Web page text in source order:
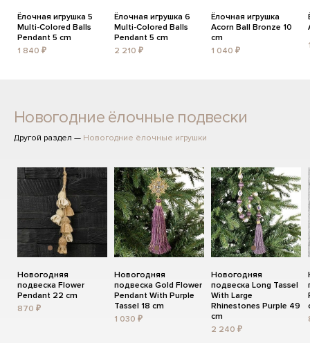
Ёлочная игрушка 5
Multi-Colored Balls
Pendant 5 cm
1 840 ₽
Ёлочная игрушка 6
Multi-Colored Balls
Pendant 5 cm
2 210 ₽
Ёлочная игрушка
Acorn Ball Bronze 10
cm
1 040 ₽
Новогодние ёлочные подвески
Другой раздел — Новогодние ёлочные игрушки
Новогодняя
подвеска Flower
Pendant 22 cm
870 ₽
Новогодняя
подвеска Gold Flower
Pendant With Purple
Tassel 18 cm
1 030 ₽
Новогодняя
подвеска Long Tassel
With Large
Rhinestones Purple 49
cm
2 240 ₽